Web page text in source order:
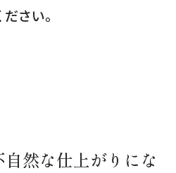
さい。
然な仕上がりにな